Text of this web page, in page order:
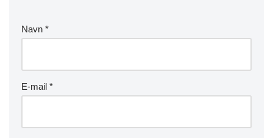
Navn *
E-mail *